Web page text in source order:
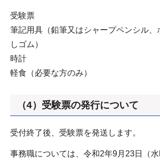
受験票
筆記用具（鉛筆又はシャープペンシル、
しゴム）
時計
軽食（必要な方のみ）
（4）受験票の発行について
受付終了後、受験票を発送します。
事務職については、令和2年9月23日（